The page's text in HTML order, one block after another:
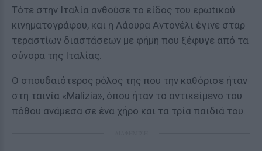
Τότε στην Ιταλία ανθούσε το είδος του ερωtικού
κινηματογράφου, και η Λάουρα Αντονέλι έγινε σταρ
τεραστίων διαστάσεων με φήμη που ξέφυγε από τα
σύνορα της Ιταλίας.
Ο σπουδαιότερος ρόλος της που την καθόρισε ήταν
στη ταινία «Malizia», όπου ήταν το αντικείμενο του
πόθου ανάμεσα σε ένα χήρο και τα τρία παιδιά του.